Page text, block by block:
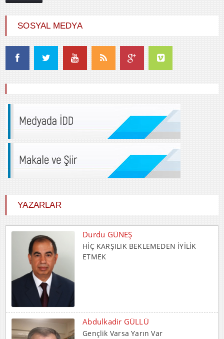
SOSYAL MEDYA
YAZARLAR
Durdu GÜNEŞ
HİÇ KARŞILIK BEKLEMEDEN İYİLİK
ETMEK
Abdulkadir GÜLLÜ
Gençlik Varsa Yarın Var